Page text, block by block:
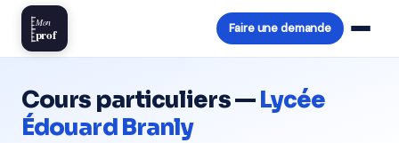
Mon
prof Faire une demande
Cours particuliers —Lycée
Édouard Branly